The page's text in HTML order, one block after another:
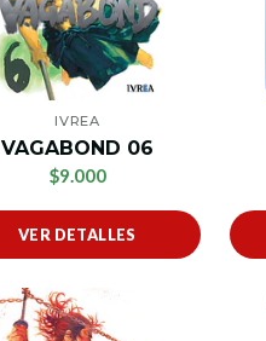
IVREA
VAGABOND 06
$9.000
VER DETALLES